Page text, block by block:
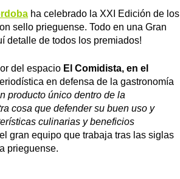
ha celebrado la XXI Edición de los
sello prieguense. Todo en una Gran
detalle de todos los premiados!
del espacio El Comidista, en el
en defensa de la gastronomía
producto único dentro de la
cosa que defender su buen uso y
culinarias y beneficios
gran equipo que trabaja tras las siglas
prieguense.